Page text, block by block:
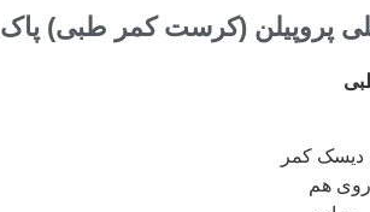
پروپیلن (کرست کمر طبی) پاک
كمر
هم